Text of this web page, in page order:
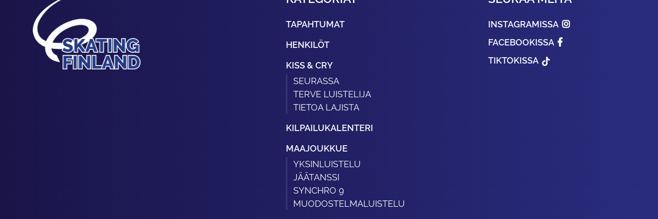
TAPAHTUMAT
HENKILÖT
KISS & CRY
SEURASSA
TERVE LUISTELIJA
TIETOA LAJISTA
KILPAILUKALENTERI
MAAJOUKKUE
YKSINLUISTELU
JÄÄTANSSI
SYNCHRO 9
MUODOSTELMALUISTELU
INSTAGRAMISSA
FACEBOOKISSA
TIKTOKISSA